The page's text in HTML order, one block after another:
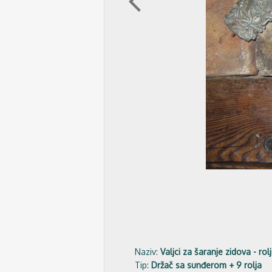
Naziv: Valjci za šaranje zidova -
Tip: Držač sa sunđerom + 9 rolja